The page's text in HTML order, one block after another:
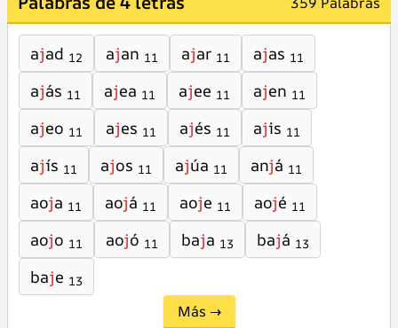
ajad 12 ajan 11 ajar 11 ajas 11
ajás 11 ajea 11 ajee 11 ajen 11
ajeo 11 ajes 11 ajés 11 ajis 11
ajís 11 ajos 11 ajúa 11 anjá 11
aoja 11 aojá 11 aoje 11 aojé 11
aojo 11 aojó 11 baja 13 bajá 13
baje 13
Más →